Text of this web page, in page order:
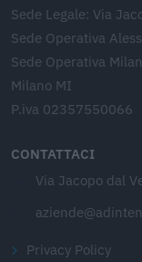
Sede Legale: Via
Sede Operativa
Sede Operativa
Milano MI
P.iva 02357550066
CONTATTACI
Via Jacopo dal
Privacy Policy